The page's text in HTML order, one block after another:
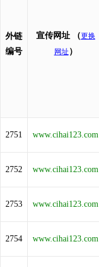
外链
编号
宣传网址 （更换
网址 ）
2751 www.cihai123.com
2752 www.cihai123.com
2753 www.cihai123.com
2754 www.cihai123.com